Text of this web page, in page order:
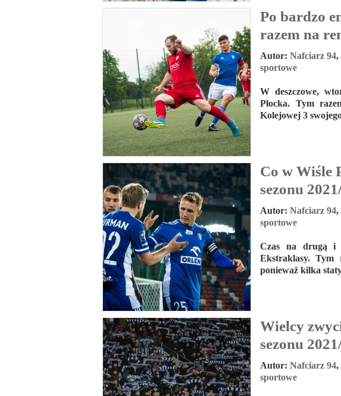
Po bardzo
razem na
Autor: Nafciarz 94,
sportowe
W deszczowe,
Płocka. Tym
Kolejowej 3
Co w Wiśle
sezonu
Autor: Nafciarz 94,
sportowe
Czas na drugą i
Ekstraklasy. Tym
ponieważ kilka
Wielcy
sezonu
Autor: Nafciarz 94,
sportowe